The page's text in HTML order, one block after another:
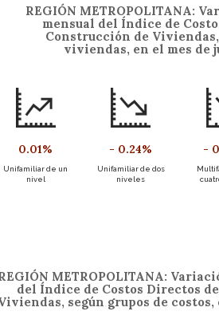
REGIÓN METROPOLITANA:
mensual del Índice de
Construcción de
viviendas, en el mes de
0.01%
Unifamiliar de un
nivel
- 0.24%
Unifamiliar de dos
niveles
-
METROPOLITANA:
del Índice de Costos Directos
según grupos de costos,